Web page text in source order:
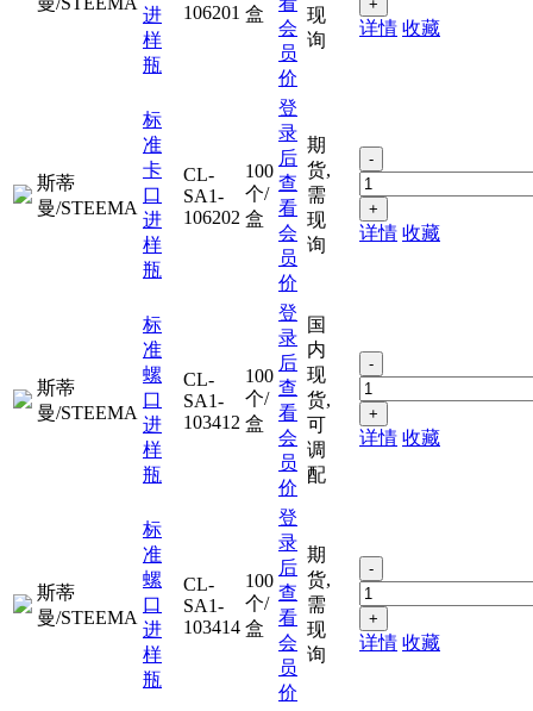
进
样
瓶
106201 盒
会
员
价
现
询
+
详情 收藏
斯蒂
曼/STEEMA
标
准
卡
口
进
样
瓶
CL-
SA1-
106202
100
个/
盒
登
录
后
查
看
会
员
价
期
货,
需
现
询
-
+
详情 收藏
斯蒂
曼/STEEMA
标
准
螺
口
进
样
瓶
CL-
SA1-
103412
100
个/
盒
登
录
后
查
看
会
员
价
国
内
现
货,
可
调
配
-
+
详情 收藏
斯蒂
曼/STEEMA
标
准
螺
口
进
样
瓶
CL-
SA1-
103414
100
个/
盒
登
录
后
查
看
会
员
价
期
货,
需
现
询
-
+
详情 收藏